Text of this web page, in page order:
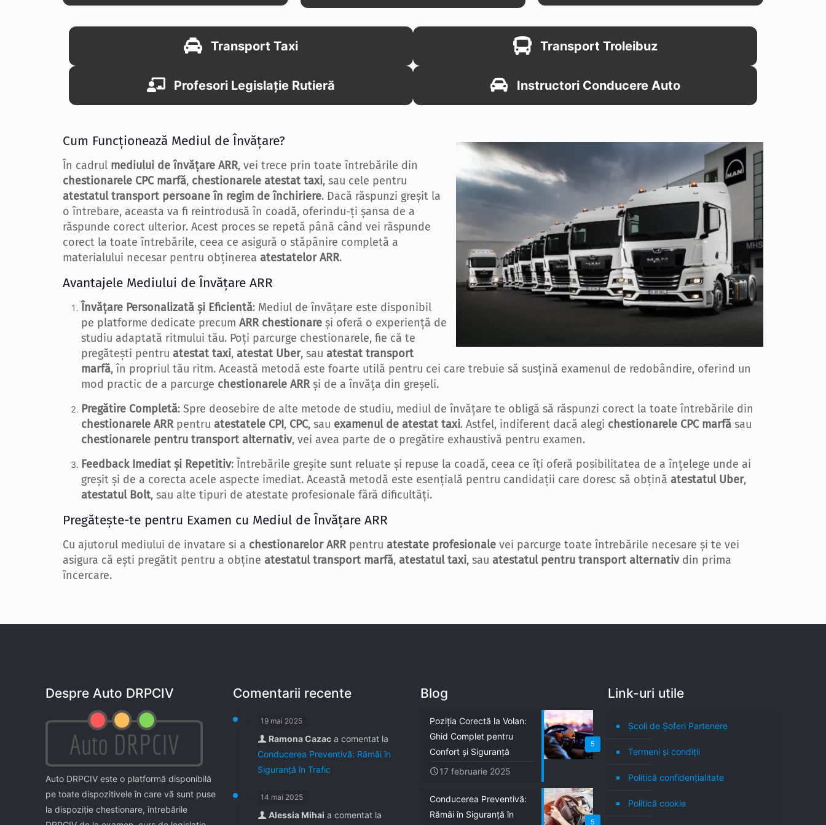
Transport Taxi Transport Troleibuz
Profesori Legislație Rutieră Instructori Conducere Auto
Cum Funcționează Mediul de Învățare?
În cadrul mediului de învățare ARR, vei trece prin toate întrebările din
chestionarele CPC marfă, chestionarele atestat taxi, sau cele pentru
atestatul transport persoane în regim de închiriere. Dacă răspunzi greșit la
o întrebare, aceasta va fi reintrodusă în coadă, oferindu-ți șansa de a
răspunde corect ulterior. Acest proces se repetă până când vei răspunde
corect la toate întrebările, ceea ce asigură o stăpânire completă a
materialului necesar pentru obținerea atestatelor ARR.
Avantajele Mediului de Învățare ARR
Învățare Personalizată și Eficientă: Mediul de învățare este disponibil
pe platforme dedicate precum ARR chestionare și oferă o experiență de
studiu adaptată ritmului tău. Poți parcurge chestionarele, fie că te
pregătești pentru atestat taxi, atestat Uber, sau atestat transport
marfă, în propriul tău ritm. Această metodă este foarte utilă pentru cei care trebuie să susțină examenul de redobândire, oferind un
mod practic de a parcurge chestionarele ARRși de a învăța din greșeli.
Pregătire Completă: Spre deosebire de alte metode de studiu, mediul de învățare te obligă să răspunzi corect la toate întrebările din
chestionarele ARRpentru atestatele CPI, CPC, sau examenul de atestat taxi. Astfel, indiferent dacă alegi chestionarele CPC marfă sau
chestionarele pentru transport alternativ, vei avea parte de o pregătire exhaustivă pentru examen.
Feedback Imediat și Repetitiv: Întrebările greșite sunt reluate și repuse la coadă, ceea ce îți oferă posibilitatea de a înțelege unde ai
greșit și de a corecta acele aspecte imediat. Această metodă este esențială pentru candidații care doresc să obțină atestatul Uber,
atestatul Bolt, sau alte tipuri de atestate profesionale fără dificultăți.
Pregătește-te pentru Examen cu Mediul de Învățare ARR
Cu ajutorul mediului de invatare si a chestionarelor ARRpentru atestate profesionale vei parcurge toate întrebările necesare și te vei
asigura că ești pregătit pentru a obține atestatul transport marfă, atestatul taxi, sau atestatul pentru transport alternativdin prima
încercare.
Despre Auto DRPCIV
Auto DRPCIV este o platformă disponibilă
pe toate dispozitivele în care vă sunt puse
la dispoziţie chestionare, întrebările
Comentarii recente
19 mai 2025
Ramona Cazac a comentat la
Conducerea Preventivă: Rămâi în
Siguranță în Trafic
14 mai 2025
Alessia Mihai a comentat la
Blog
5
Poziția Corectă la Volan:
Ghid Complet pentru
Confort și Siguranță
17 februarie 2025
5
Conducerea Preventivă:
Rămâi în Siguranță în
Link-uri utile
Școli de Șoferi Partenere
Termeni şi condiţii
Politică confidenţialitate
Politică cookie